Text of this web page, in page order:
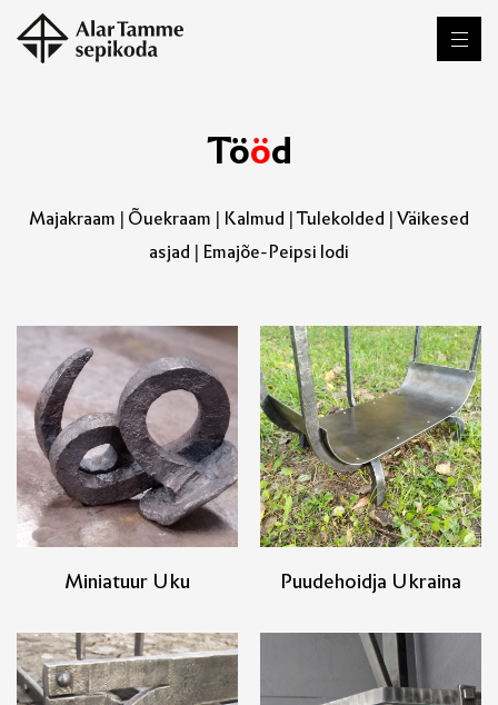
Tööd
Majakraam | Õuekraam | Kalmud |Tulekolded |Väikesed
asjad | Emajõe-Peipsi lodi
Miniatuur Uku Puudehoidja Ukraina